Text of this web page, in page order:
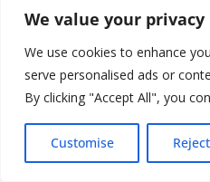
We value your privacy
We use cookies to enhance
serve personalised ads or
By clicking "Accept All", you
Customise
аванс на карту. Проверите
Она отшатнулась, как от
— Подачки мне не нужны!
— Это не подачка. Это
когда вы называли меня
сына». А сидела я на шее у